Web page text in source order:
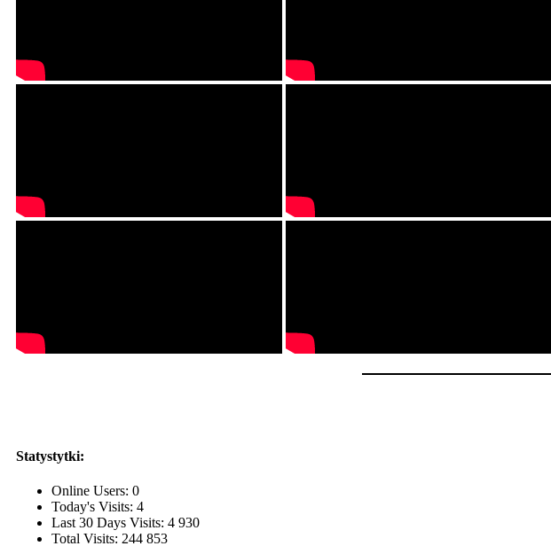
Statystytki:
Online Users: 0
Today's Visits: 4
Last 30 Days Visits: 4 930
Total Visits: 244 853